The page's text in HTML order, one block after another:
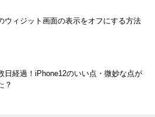
ウィジット画面の表示をオフにする方法
日経過！iPhone12のいい点・微妙な点が
？